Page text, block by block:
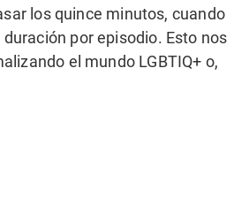
los quince minutos, cuando
por episodio. Esto nos
el mundo LGBTIQ+ o,